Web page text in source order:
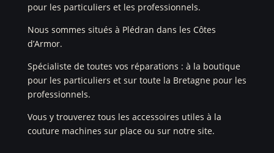
pour les particuliers et les professionnels.
Nous sommes situés à Plédran dans les Côtes
d’Armor.
Spécialiste de toutes vos réparations : à la boutique
pour les particuliers et sur toute la Bretagne pour les
professionnels.
Vous y trouverez tous les accessoires utiles à la
couture machines sur place ou sur notre site.